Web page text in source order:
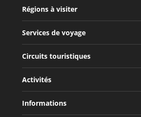
Régions à visiter
Services de voyage
Circuits touristiques
Activités
Informations